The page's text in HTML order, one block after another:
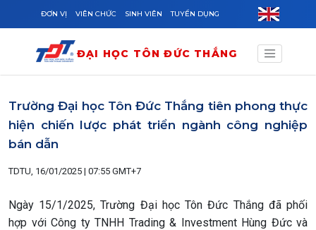
Skip to main content
ĐƠN VỊ VIÊN CHỨC SINH VIÊN TUYỂN DỤNG
ĐẠI HỌC TÔN ĐỨC THẮNG
Trường Đại học Tôn Đức Thắng tiên phong thực
hiện chiến lược phát triển ngành công nghiệp
bán dẫn
TDTU, 16/01/2025 | 07:55 GMT+7
Ngày 15/1/2025, Trường Đại học Tôn Đức Thắng đã phối
hợp với Công ty TNHH Trading & Investment Hùng Đức và